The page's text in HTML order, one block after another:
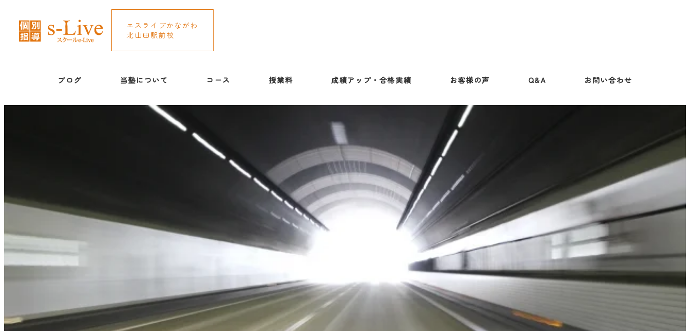
エスライブかながわ
北山田駅前校
ブログ 当塾について コース 授業料 成績アップ・合格実績 お客様の声 Q&A お問い合わせ